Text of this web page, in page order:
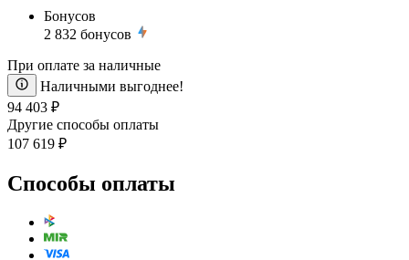
Бонусов
2 832 бонусов
При оплате за наличные
Наличными выгоднее!
94 403 ₽
Другие способы оплаты
107 619 ₽
Способы оплаты